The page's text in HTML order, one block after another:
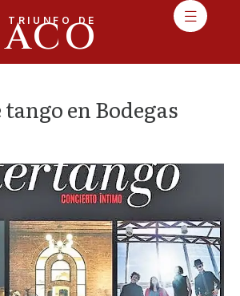
TRIUNFO DE
en Bodegas